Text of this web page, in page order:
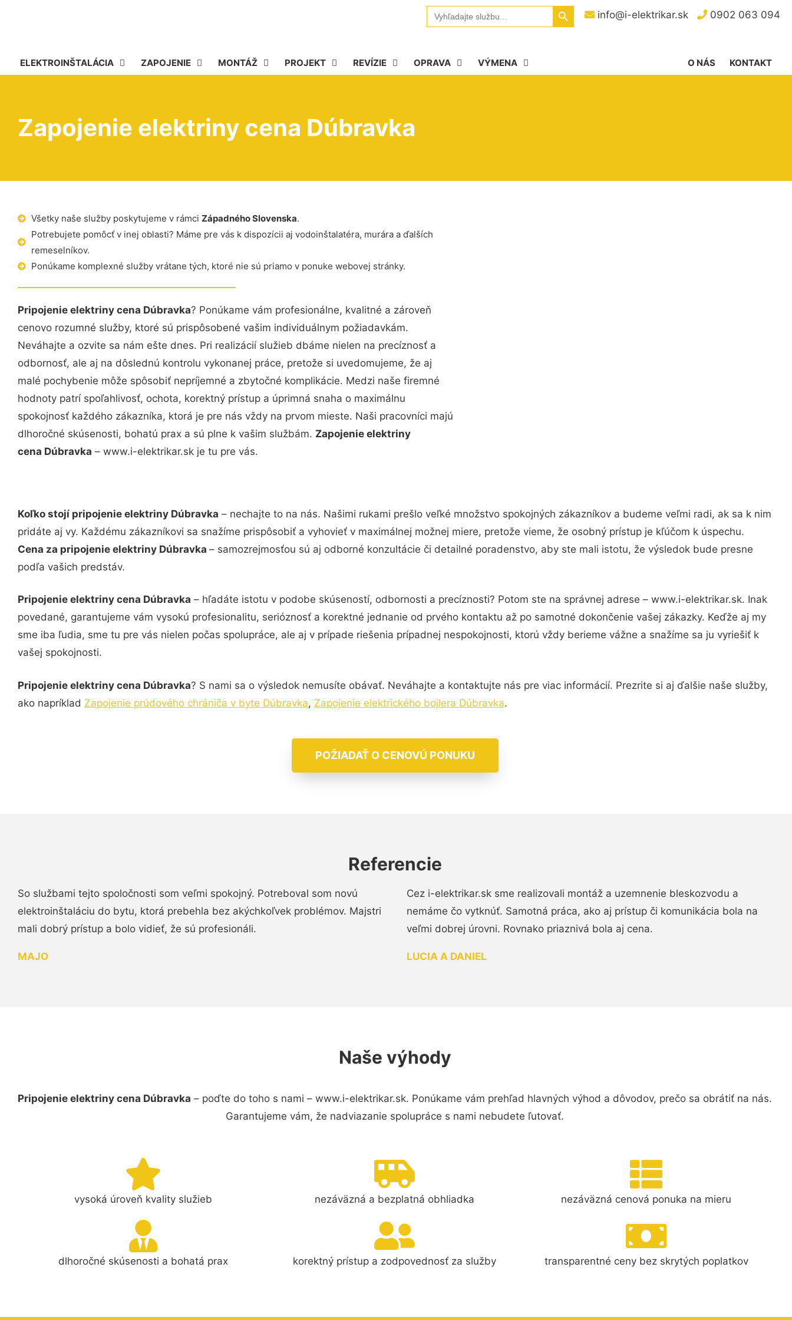
info@i-elektrikar.sk 0902 063 094
Search
for:
Search Button
ELEKTROINŠTALÁCIA ZAPOJENIE MONTÁŽ PROJEKT REVÍZIE OPRAVA VÝMENA KONTAKT
O NÁS
Zapojenie elektriny cena Dúbravka
Všetky naše služby poskytujeme v rámci Západného Slovenska.
Potrebujete pomôcť v inej oblasti? Máme pre vás k dispozícii aj vodoinštalatéra, murára a ďalších
remeselníkov.
Ponúkame komplexné služby vrátane tých, ktoré nie sú priamo v ponuke webovej stránky.
Pripojenie elektriny cena Dúbravka? Ponúkame vám profesionálne, kvalitné a zároveň
cenovo rozumné služby, ktoré sú prispôsobené vašim individuálnym požiadavkám.
Neváhajte a ozvite sa nám ešte dnes. Pri realizácií služieb dbáme nielen na precíznosť a
odbornosť, ale aj na dôslednú kontrolu vykonanej práce, pretože si uvedomujeme, že aj
malé pochybenie môže spôsobiť nepríjemné a zbytočné komplikácie. Medzi naše firemné
hodnoty patrí spoľahlivosť, ochota, korektný prístup a úprimná snaha o maximálnu
spokojnosť každého zákazníka, ktorá je pre nás vždy na prvom mieste. Naši pracovníci majú
dlhoročné skúsenosti, bohatú prax a sú plne k vašim službám. Zapojenie elektriny
cena Dúbravka – www.i-elektrikar.sk je tu pre vás.
Koľko stojí pripojenie elektriny Dúbravka – nechajte to na nás. Našimi rukami prešlo veľké množstvo spokojných zákazníkov a budeme veľmi radi, ak sa k nim
pridáte aj vy. Každému zákazníkovi sa snažíme prispôsobiť a vyhovieť v maximálnej možnej miere, pretože vieme, že osobný prístup je kľúčom k úspechu.
Cena za pripojenie elektriny Dúbravka – samozrejmosťou sú aj odborné konzultácie či detailné poradenstvo, aby ste mali istotu, že výsledok bude presne
podľa vašich predstáv.
Pripojenie elektriny cena Dúbravka – hľadáte istotu v podobe skúseností, odbornosti a precíznosti? Potom ste na správnej adrese – www.i-elektrikar.sk. Inak
povedané, garantujeme vám vysokú profesionalitu, serióznosť a korektné jednanie od prvého kontaktu až po samotné dokončenie vašej zákazky. Keďže aj my
sme iba ľudia, sme tu pre vás nielen počas spolupráce, ale aj v prípade riešenia prípadnej nespokojnosti, ktorú vždy berieme vážne a snažíme sa ju vyriešiť k
vašej spokojnosti.
Pripojenie elektriny cena Dúbravka? S nami sa o výsledok nemusíte obávať. Neváhajte a kontaktujte nás pre viac informácií. Prezrite si aj ďalšie naše služby,
ako napríklad Zapojenie prúdového chrániča v byte Dúbravka, Zapojenie elektrického bojlera Dúbravka.
POŽIADAŤ O CENOVÚ PONUKU
Referencie
So službami tejto spoločnosti som veľmi spokojný. Potreboval som novú
elektroinštaláciu do bytu, ktorá prebehla bez akýchkoľvek problémov. Majstri
mali dobrý prístup a bolo vidieť, že sú profesionáli.
MAJO
Cez i-elektrikar.sk sme realizovali montáž a uzemnenie bleskozvodu a
nemáme čo vytknúť. Samotná práca, ako aj prístup či komunikácia bola na
veľmi dobrej úrovni. Rovnako priaznivá bola aj cena.
LUCIA A DANIEL
Naše výhody
Pripojenie elektriny cena Dúbravka – poďte do toho s nami – www.i-elektrikar.sk. Ponúkame vám prehľad hlavných výhod a dôvodov, prečo sa obrátiť na nás.
Garantujeme vám, že nadviazanie spolupráce s nami nebudete ľutovať.
vysoká úroveň kvality služieb nezáväzná a bezplatná obhliadka nezáväzná cenová ponuka na mieru
dlhoročné skúsenosti a bohatá prax korektný prístup a zodpovednosť za služby transparentné ceny bez skrytých poplatkov